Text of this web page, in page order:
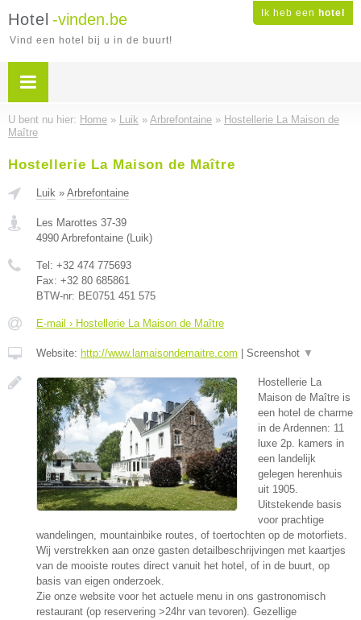
Ik heb een hotel
Hotel -vinden.be
Vind een hotel bij u in de buurt!
U bent nu hier: Home » Luik » Arbrefontaine » Hostellerie La Maison de
Maître
Hostellerie La Maison de Maître
Luik » Arbrefontaine
Les Marottes 37-39
4990 Arbrefontaine (Luik)
Tel: +32 474 775693
Fax: +32 80 685861
BTW-nr: BE0751 451 575
E-mail › Hostellerie La Maison de Maître
Website: http://www.lamaisondemaitre.com Screenshot ▼
Hostellerie La
Maison de Maître is
een hotel de charme
in de Ardennen: 11
luxe 2p. kamers in
een landelijk
gelegen herenhuis
uit 1905.
Uitstekende basis
voor prachtige
wandelingen, mountainbike routes, of toertochten op de motorfiets.
Wij verstrekken aan onze gasten detailbeschrijvingen met kaartjes
van de mooiste routes direct vanuit het hotel, of in de buurt, op
basis van eigen onderzoek.
Zie onze website voor het actuele menu in ons gastronomisch
restaurant (op reservering >24hr van tevoren). Gezellige